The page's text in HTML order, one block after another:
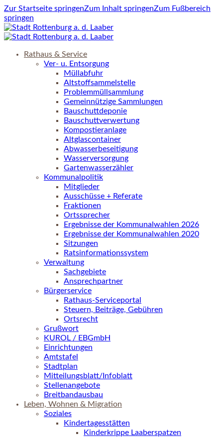
Zur Startseite springenZum Inhalt springenZum Fußbereich
springen
Rathaus & Service
Ver- u. Entsorgung
Müllabfuhr
Altstoffsammelstelle
Problemmüllsammlung
Gemeinnützige Sammlungen
Bauschuttdeponie
Bauschuttverwertung
Kompostieranlage
Altglascontainer
Abwasserbeseitigung
Wasserversorgung
Gartenwasserzähler
Kommunalpolitik
Mitglieder
Ausschüsse + Referate
Fraktionen
Ortssprecher
Ergebnisse der Kommunalwahlen 2026
Ergebnisse der Kommunalwahlen 2020
Sitzungen
Ratsinformationssystem
Verwaltung
Sachgebiete
Ansprechpartner
Bürgerservice
Rathaus-Serviceportal
Steuern, Beiträge, Gebühren
Ortsrecht
Grußwort
KUROL / EBGmbH
Einrichtungen
Amtstafel
Stadtplan
Mitteilungsblatt/Infoblatt
Stellenangebote
Breitbandausbau
Leben, Wohnen & Migration
Soziales
Kindertagesstätten
Kinderkrippe Laaberspatzen